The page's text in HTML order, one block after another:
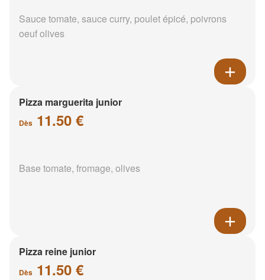
Sauce tomate, sauce curry, poulet épicé, poivrons
oeuf olives
Pizza marguerita junior
Dès 11.50 €
Base tomate, fromage, olives
Pizza reine junior
Dès 11.50 €